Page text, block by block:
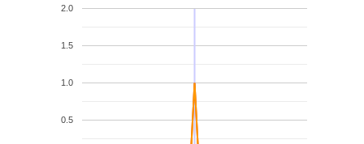
0.5
1.0
1.5
2.0